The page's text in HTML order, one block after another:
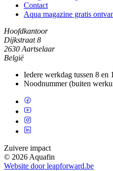
Contact
Aqua magazine gratis
Hoofdkantoor
Dijkstraat 8
2630 Aartselaar
België
Iedere werkdag tussen 8 en
Noodnummer (buiten
Zuivere impact
© 2026 Aquafin
Website door leapforward.be